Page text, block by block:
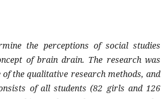
the perceptions of social studies
of brain drain. The research was
the qualitative research methods, and
of all students (82 girls and 126